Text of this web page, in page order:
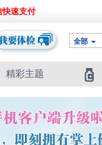
快速支付
全部
精彩主题